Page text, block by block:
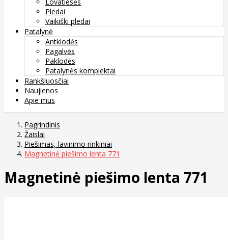
Pledai
Vaikiški pledai
Patalynė
Antklodės
Pagalvės
Paklodės
Patalynės komplektai
Rankšluosčiai
Naujienos
Apie mus
Pagrindinis
Žaislai
Piešimas, lavinimo rinkiniai
Magnetinė piešimo lenta 771
Magnetinė piešimo lenta 771